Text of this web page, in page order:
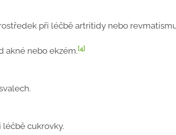
při léčbě artritidy nebo
akné nebo ekzém.[4]
cukrovky.